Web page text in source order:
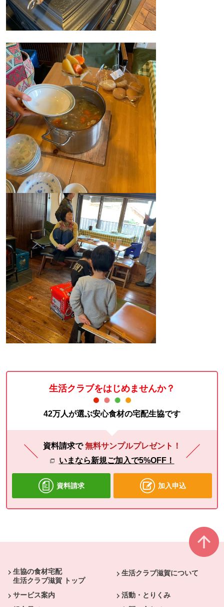
生活クラブをはじめませんか？
42万人が選ぶ安心食材の宅配生協です
資料請求で無料サンプルプレゼント！
いまなら新規ご加入で5%OFF！
資料請求 加入申込
生協の食材宅配
生活クラブ滋賀 トップ
生活クラブ滋賀について
サービス案内
活動・とりくみ